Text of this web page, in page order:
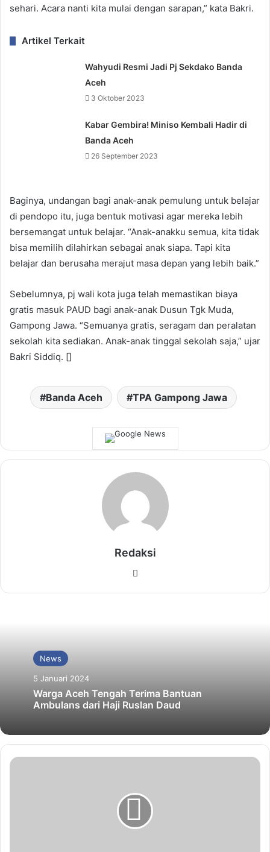
sehari. Acara nanti kita mulai dengan sarapan,” kata Bakri.
Artikel Terkait
Wahyudi Resmi Jadi Pj Sekdako Banda
Aceh
3 Oktober 2023
Kabar Gembira! Miniso Kembali Hadir di
Banda Aceh
26 September 2023
Baginya, undangan bagi anak-anak pemulung untuk belajar
di pendopo itu, juga bentuk motivasi agar mereka lebih
bersemangat untuk belajar. “Anak-anakku semua, kita tidak
bisa memilih dilahirkan sebagai anak siapa. Tapi kita
belajar dan berusaha merajut masa depan yang lebih baik.”
Sebelumnya, pj wali kota juga telah memastikan biaya
gratis masuk PAUD bagi anak-anak Dusun Tgk Muda,
Gampong Jawa. “Semuanya gratis, seragam dan peralatan
sekolah kita sediakan. Anak-anak tinggal sekolah saja,” ujar
Bakri Siddiq. []
Banda Aceh TPA Gampong Jawa
Redaksi
News
5 Januari 2024
Warga Aceh Tengah Terima Bantuan
Ambulans dari Haji Ruslan Daud